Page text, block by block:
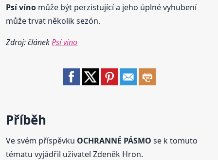
Psí víno může být perzistující a jeho úplné vyhubení
může trvat několik sezón.
Zdroj: článekPsí víno
Příběh
Ve svém příspěvku OCHRANNÉ PÁSMO se k tomuto
tématu vyjádřil uživatel Zdeněk Hron.